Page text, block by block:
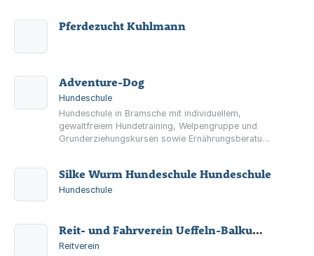
Pferdezucht Kuhlmann
Adventure-Dog
Hundeschule
Hundeschule in Bramsche mit individuellem,
gewaltfreiem Hundetraining, Welpengruppe und
Grunderziehungskursen sowie Ernährungsberatung
Silke Wurm Hundeschule Hundeschule
Hundeschule
Reit- und Fahrverein Ueffeln-Balkum e.V.
Reitverein